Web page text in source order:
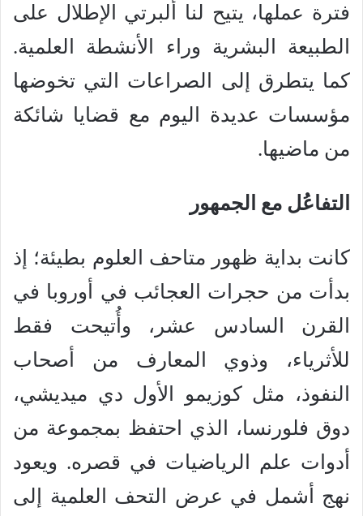
فترة عملها، يتيح لنا ألبرتي الإطلال على
الطبيعة البشرية وراء الأنشطة العلمية.
كما يتطرق إلى الصراعات التي تخوضها
مؤسسات عديدة اليوم مع قضايا شائكة
من ماضيها.
التفاعُل مع الجمهور
كانت بداية ظهور متاحف العلوم بطيئة؛ إذ
بدأت من حجرات العجائب في أوروبا في
القرن السادس عشر، وأُتيحت فقط
للأثرياء، وذوي المعارف من أصحاب
النفوذ، مثل كوزيمو الأول دي ميديشي،
دوق فلورنسا، الذي احتفظ بمجموعة من
أدوات علم الرياضيات في قصره. ويعود
نهج أشمل في عرض التحف العلمية إلى